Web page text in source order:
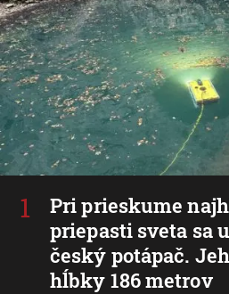
Pri prieskume
priepasti sveta sa
český potápač.
hĺbky 186 metrov